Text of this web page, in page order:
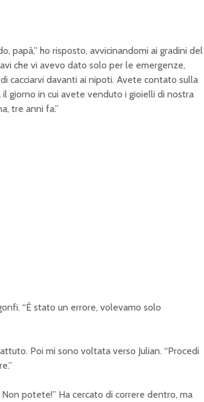
papà,” ho risposto, avvicinandomi ai gradini del
che vi avevo dato solo per le emergenze,
cacciarvi davanti ai nipoti. Avete contato sulla
giorno in cui avete venduto i gioielli di nostra
tre anni fa.”
“È stato un errore, volevamo solo
Poi mi sono voltata verso Julian. “Procedi
potete!” Ha cercato di correre dentro, ma